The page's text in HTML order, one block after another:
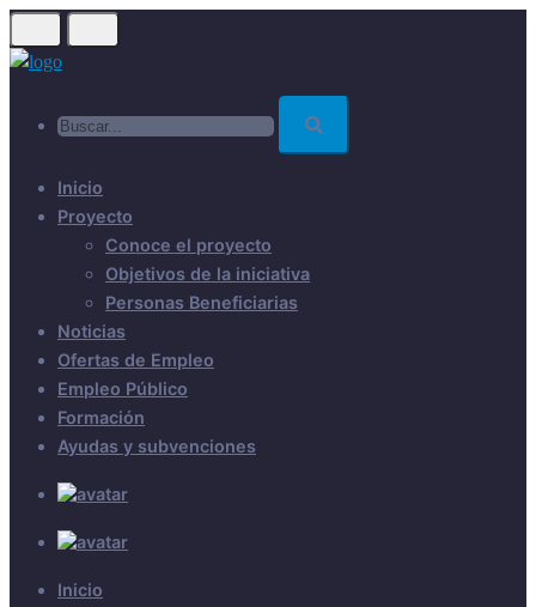
Skip
to
Inicio
Proyecto
Conoce el proyecto
Objetivos de la iniciativa
Personas Beneficiarias
Noticias
Ofertas de Empleo
Empleo Público
Formación
Ayudas y subvenciones
Inicio